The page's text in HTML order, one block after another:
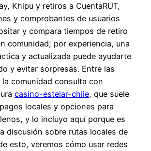
Khipu y retiros a CuentaRUT,
y comprobantes de usuarios
y compara tiempos de retiro
comunidad; por experiencia, una
y actualizada puede ayudarte
y evitar sorpresas. Entre las
comunidad consulta con
casino-estelar-chile, que suele
locales y opciones para
y lo incluyo aquí porque es
discusión sobre rutas locales de
esto, veremos cómo usar redes